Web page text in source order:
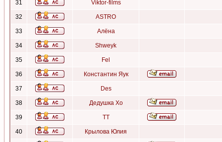
31 Viktor-films
32 ASTRO
33 Алёна
34 Shweyk
35 Fel
36 Константин Яук
37 Des
38 Дедушка Хо
39 ТТ
40 Крылова Юлия